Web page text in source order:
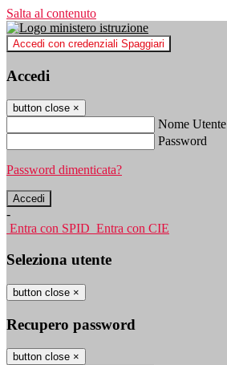
Salta al contenuto
Accedi con credenziali Spaggiari
Accedi
button close ×
Nome Utente
Password
Password dimenticata?
-
Entra con SPID Entra con CIE
Seleziona utente
button close ×
Recupero password
button close ×